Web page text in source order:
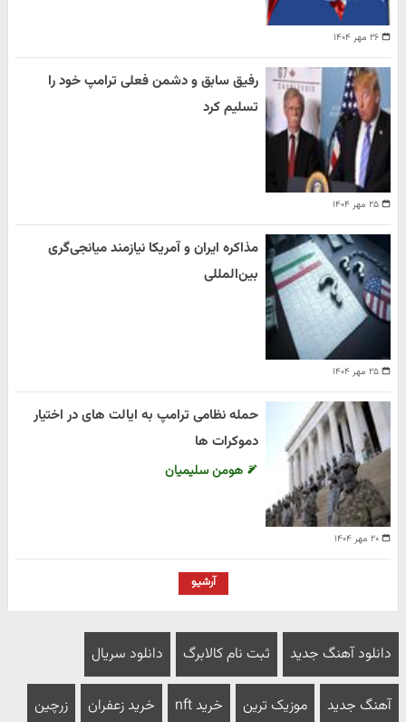
۲۶ مهر ۱۴۰۴
۲۵ مهر ۱۴۰۴
رفیق سابق و دشمن فعلی ترامپ خود را
تسلیم کرد
۲۵ مهر ۱۴۰۴
مذاکره ایران و آمریکا نیازمند میانجی‌گری
بین‌المللی
۲۰ مهر ۱۴۰۴
حمله نظامی ترامپ به ایالت های در اختیار
دموکرات ها
هومن سلیمیان
آرشیو
دانلود آهنگ جدید ثبت نام کالابرگ دانلود سریال
آهنگ جدید موزیک ترین خرید nft خرید زعفران زرچین